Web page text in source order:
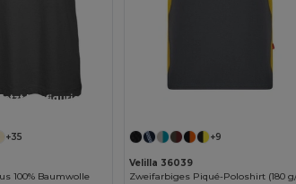
konfigurieren!
+35
100% Baumwolle
+9
Velilla 36039